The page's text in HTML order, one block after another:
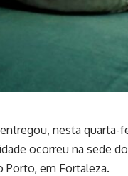
nesta quarta-
ocorreu na sede do
Porto, em Fortaleza.